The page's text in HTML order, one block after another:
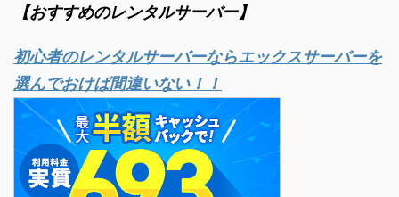
【おすすめのレンタルサーバー】
初心者のレンタルサーバーならエックスサーバーを
選んでおけば間違いない！！